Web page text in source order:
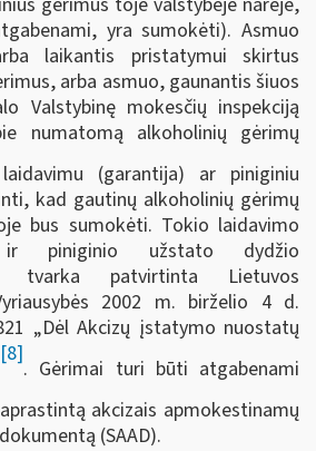
yra sumokėti). Asmuo
laikantis pristatymui skirtus
arba asmuo, gaunantis šiuos
Valstybinę mokesčių inspekciją
numatomą alkoholinių gėrimų
(garantija) ar piniginiu
kad gautinų alkoholinių gėrimų
bus sumokėti. Tokio laidavimo
ir piniginio užstato dydžio
tvarka patvirtinta Lietuvos
2002 m. birželio 4 d.
„Dėl Akcizų įstatymo nuostatų
[8]
. Gėrimai turi būti atgabenami
akcizais apmokestinamų
(SAAD).